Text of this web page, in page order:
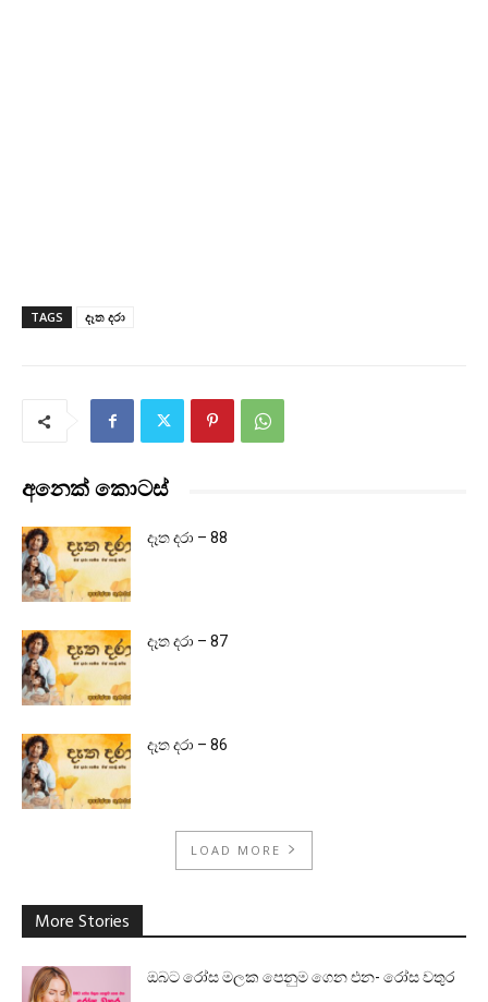
TAGS දෑත දරා
අනෙක් කොටස්
දෑත දරා – 88
දෑත දරා – 87
දෑත දරා – 86
LOAD MORE
More Stories
ඔබට රෝස මලක පෙනුම ගෙන එන- රෝස වතුර